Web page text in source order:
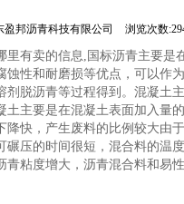
盈邦沥青科技有限公司 浏览次数
有卖的信息,国标沥青主要是
性和耐磨损等优点，可以作
脱沥青等过程得到。混凝土
主要是在混凝土表面加入量
快，产生废料的比例较大由
压的时间很短，混合料的温
粘度增大，沥青混合料和易